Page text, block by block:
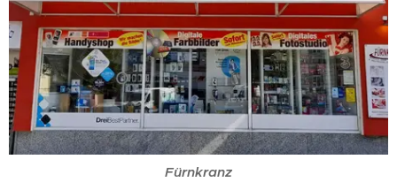
Fürnkranz